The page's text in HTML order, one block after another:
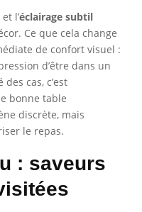
et l’éclairage subtil
Ce que cela change
de confort visuel :
d’être dans un
cas, c’est
bonne table
discrète, mais
le repas.
: saveurs